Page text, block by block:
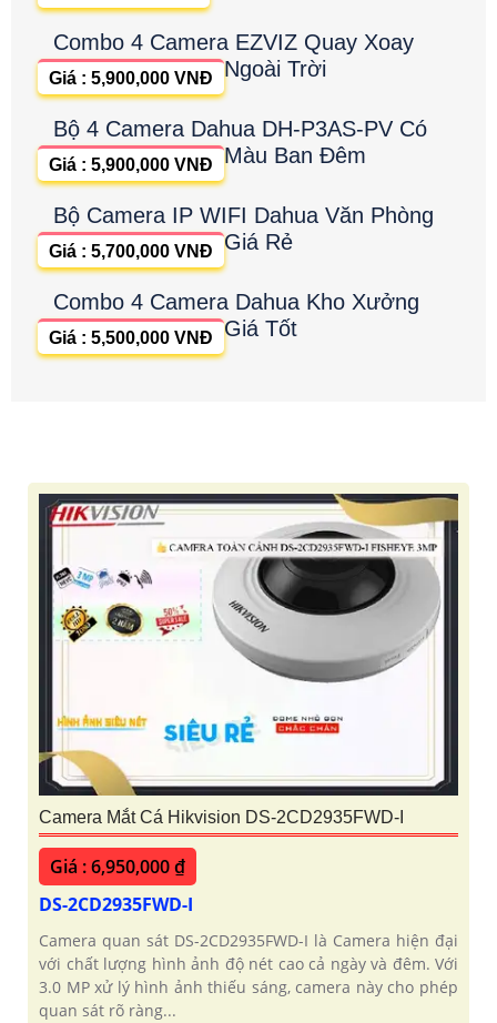
Combo 4 Camera EZVIZ Quay Xoay
Ngoài Trời
Giá : 5,900,000 VNĐ
Bộ 4 Camera Dahua DH-P3AS-PV Có
Màu Ban Đêm
Giá : 5,900,000 VNĐ
Bộ Camera IP WIFI Dahua Văn Phòng
Giá Rẻ
Giá : 5,700,000 VNĐ
Combo 4 Camera Dahua Kho Xưởng
Giá Tốt
Giá : 5,500,000 VNĐ
Camera Mắt Cá Hikvision DS-2CD2935FWD-I
Giá : 6,950,000 ₫
DS-2CD2935FWD-I
Camera quan sát DS-2CD2935FWD-I là Camera hiện đại
với chất lượng hình ảnh độ nét cao cả ngày và đêm. Với
3.0 MP xử lý hình ảnh thiếu sáng, camera này cho phép
quan sát rõ ràng...